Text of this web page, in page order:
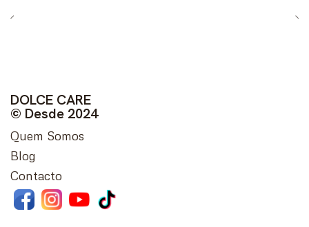
DOLCE CARE
© Desde 2024
Quem Somos
Blog
Contacto